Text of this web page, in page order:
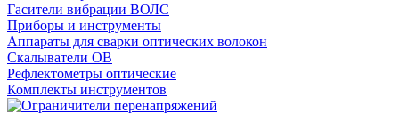
Гасители вибрации ВОЛС
Приборы и инструменты
Аппараты для сварки оптических волокон
Скалыватели ОВ
Рефлектометры оптические
Комплекты инструментов